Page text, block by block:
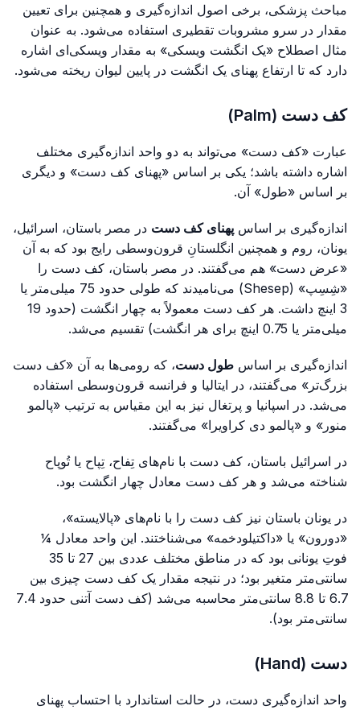
مباحث پزشکی، برخی اصول اندازه‌گیری و همچنین برای تعیین
مقدار در سرو مشروبات تقطیری استفاده می‌شود. به عنوان
مثال اصطلاح «یک انگشت ویسکی» به مقدار ویسکی‌ای اشاره
دارد که تا ارتفاع پهنای یک انگشت در پایین لیوان ریخته می‌شود.
کف دست (Palm)
عبارت «کف دست» می‌تواند به دو واحد اندازه‌گیری مختلف
اشاره داشته باشد؛ یکی بر اساس «پهنای کف دست» و دیگری
بر اساس «طول» آن.
اندازه‌گیری بر اساس پهنای کف دست در مصر باستان، اسرائیل،
یونان، روم و همچنین انگلستانِ قرون‌وسطی رایج بود که به آن
«عرض دست» هم می‌گفتند. در مصر باستان، کف دست را
«شِسِپ» (Shesep) می‌نامیدند که طولی حدود 75 میلی‌متر یا
3 اینچ داشت. هر کف دست معمولاً به چهار انگشت (حدود 19
میلی‌متر یا 0.75 اینچ برای هر انگشت) تقسیم می‌شد.
اندازه‌گیری بر اساس طول دست، که رومی‌ها به آن «کف دست
بزرگ‌تر» می‌گفتند، در ایتالیا و فرانسه قرون‌وسطی استفاده
می‌شد. در اسپانیا و پرتغال نیز به این مقیاس به ترتیب «پالمو
منور» و «پالمو دی کراویرا» می‌گفتند.
در اسرائیل باستان، کف دست با نام‌های تِفاح، تِپاح یا تُوپاح
شناخته می‌شد و هر کف دست معادل چهار انگشت بود.
در یونان باستان نیز کف دست را با نام‌های «پالایسته»،
«دورون» یا «داکتیلودخمه» می‌شناختند. این واحد معادل ¼
فوتِ یونانی بود که در مناطق مختلف عددی بین 27 تا 35
سانتی‌متر متغیر بود؛ در نتیجه مقدار یک کف دست چیزی بین
6.7 تا 8.8 سانتی‌متر محاسبه می‌شد (کف دست آتنی حدود 7.4
سانتی‌متر بود).
دست (Hand)
واحد اندازه‌گیری دست، در حالت استاندارد با احتساب پهنای